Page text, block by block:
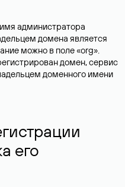
администратора
домена является
можно в поле «org».
домен, сервис
доменного имени
его